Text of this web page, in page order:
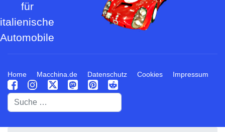
für
italienische
Automobile
Home Macchina.de Datenschutz Cookies Impressum
Suchen